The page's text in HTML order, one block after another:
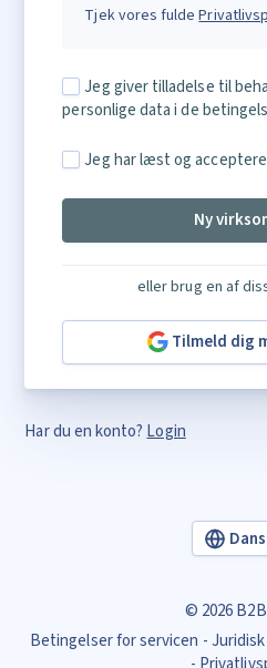
Tjek vores fulde
Jeg giver tilladelse til
personlige data i de
Jeg har læst og
Ny
eller brug en af
Tilmeld dig
Har du en konto? Login
© 2026
Betingelser for servicen